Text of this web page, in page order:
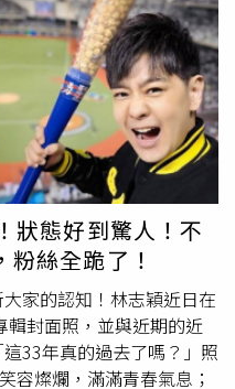
普茶、彩虹藻，讓肌膚氣
「是不是戀愛了？」晚A
：夜間修護神器，A
，打造柔焦濾鏡肌。
/1,450元、nomel 0.5%A 醇
提供）【小編推薦3】red
也能撐起你的女神狀態！
更要由內穩定發光！來自
紅印，自1923年創立
家戶戶都信賴的健康生活
效 × 純淨」，將大自然最
含牙膏、黑糖蜜、天然茶
造身心平衡。這次熱銷進
提升、私密保養、健康防
徹底清潔殘留汗水，曾醫師
汗水應該要用「濕紙巾」
汗水內含有阿摩尼亞等分
，如未先擦拭清潔乾淨再
成汗斑或毛囊炎等問題。
防曬產品如果帶潤色、粉
過卸妝方式清洗卸除乾
敏感來源。防曬乳推薦：
PA++++特別推薦給敏感
這款防曬乳加與肌膚結構
EOP+NP+AP 三重神
屏障防禦力，結合完整防
肌膚建立雙層抗 UV 防護
成曬黑、曬老傷害。新生
全效清爽修護防曬乳
狀態好到驚人！不
絲全跪了！
家的認知！林志穎近日在
封面照，並與近期的近
33年真的過去了嗎？」照
容燦爛，滿滿青春氣息；